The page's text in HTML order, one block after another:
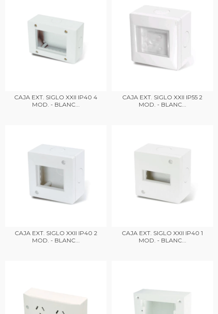
CAJA EXT. SIGLO XXII IP40 4
MOD. - BLANC...
CAJA EXT. SIGLO XXII IP55 2
MOD. - BLANC...
CAJA EXT. SIGLO XXII IP40 2
MOD. - BLANC...
CAJA EXT. SIGLO XXII IP40 1
MOD. - BLANC...